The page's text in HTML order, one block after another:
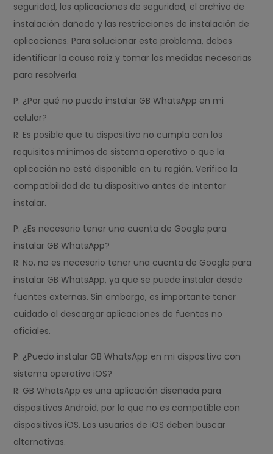
seguridad, las aplicaciones de seguridad, el archivo de
instalación dañado y las restricciones de instalación de
aplicaciones. Para solucionar este problema, debes
identificar la causa raíz y tomar las medidas necesarias
para resolverla.
P: ¿Por qué no puedo instalar GB WhatsApp en mi
celular?
R: Es posible que tu dispositivo no cumpla con los
requisitos mínimos de sistema operativo o que la
aplicación no esté disponible en tu región. Verifica la
compatibilidad de tu dispositivo antes de intentar
instalar.
P: ¿Es necesario tener una cuenta de Google para
instalar GB WhatsApp?
R: No, no es necesario tener una cuenta de Google para
instalar GB WhatsApp, ya que se puede instalar desde
fuentes externas. Sin embargo, es importante tener
cuidado al descargar aplicaciones de fuentes no
oficiales.
P: ¿Puedo instalar GB WhatsApp en mi dispositivo con
sistema operativo iOS?
R: GB WhatsApp es una aplicación diseñada para
dispositivos Android, por lo que no es compatible con
dispositivos iOS. Los usuarios de iOS deben buscar
alternativas.